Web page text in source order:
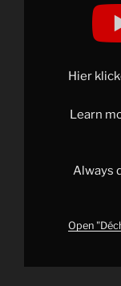
entreprises
Hier
Learn
Always
Open